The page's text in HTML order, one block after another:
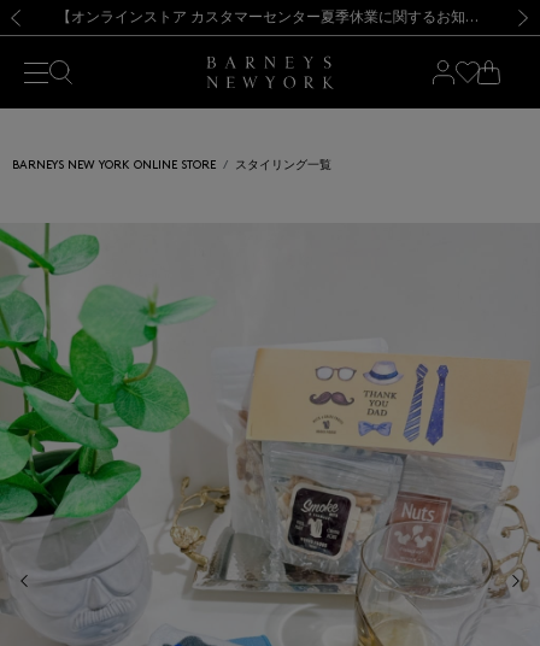
新規登録のお客様も対象！＜MY BARNEYS＞会員のお客様は11,000円（税込）以上のお買上げで常時送料無料！お買い物の際は会員登録を！
【夏季休業に伴う出荷一時停止のお知らせ】(2026.8.7) 【オンラインストア カスタマーセンター夏季休業に関するお知らせ】（2026.8.7）
【夏季休業に伴う返品・交換承り一時停止のお知らせ】（2026.8.5）
熊本県を中心とした地震の影響によるお荷物のお届けについて
【開催中】SUMMER SALEのご案内・ご注意事項 新規登録のお客様も対象！＜MY BARNEYS＞会員のお客様は11,000円（税込）以上のお買上げで常時送料無料！お買い物の際は会員登録を！
【夏季休業に伴う出荷一時停止のお知らせ】(2026.8.7)
BARNEYS NEW YORK ONLINE STORE スタイリング一覧
前の画像 次